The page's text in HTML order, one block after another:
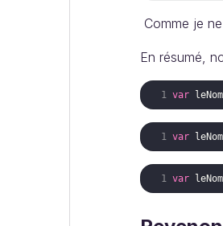
Comme je
En résumé,
var
var
var